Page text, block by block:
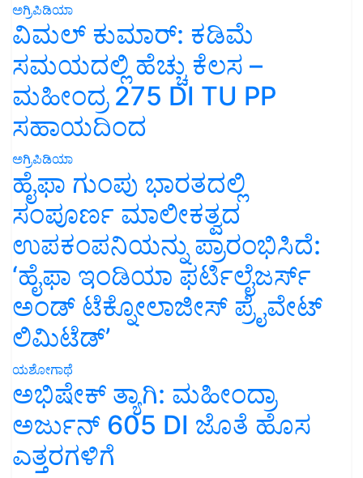
ಅಗ್ರಿಪಿಡಿಯಾ
ವಿಮಲ್ ಕುಮಾರ್: ಕಡಿಮೆ
ಸಮಯದಲ್ಲಿ ಹೆಚ್ಚು ಕೆಲಸ –
ಮಹೀಂದ್ರ 275 DI TU PP
ಸಹಾಯದಿಂದ
ಅಗ್ರಿಪಿಡಿಯಾ
ಹೈಫಾ ಗುಂಪು ಭಾರತದಲ್ಲಿ
ಸಂಪೂರ್ಣ ಮಾಲೀಕತ್ವದ
ಉಪಕಂಪನಿಯನ್ನು ಪ್ರಾರಂಭಿಸಿದೆ:
‘ಹೈಫಾ ಇಂಡಿಯಾ ಫರ್ಟಿಲೈಜರ್ಸ್
ಅಂಡ್ ಟೆಕ್ನೋಲಾಜೀಸ್ ಪ್ರೈವೇಟ್
ಲಿಮಿಟೆಡ್’
ಯಶೋಗಾಥೆ
ಅಭಿಷೇಕ್ ತ್ಯಾಗಿ: ಮಹೀಂದ್ರಾ
ಅರ್ಜುನ್ 605 DI ಜೊತೆ ಹೊಸ
ಎತ್ತರಗಳಿಗೆ